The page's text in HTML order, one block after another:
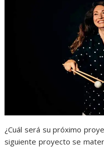
¿Cuál será su próximo
siguiente proyecto se